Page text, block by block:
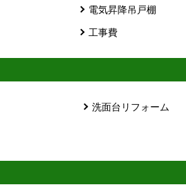
電気昇降吊戸棚
工事費
洗面台リフォーム